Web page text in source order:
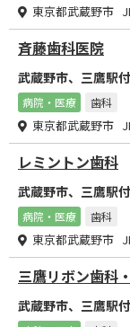
東京都武蔵野市
斉藤歯科医院
武蔵野市、三鷹駅
病院・医療 歯科
東京都武蔵野市
レミントン歯科
武蔵野市、三鷹駅
病院・医療 歯科
東京都武蔵野市
三鷹リボン歯科
武蔵野市、三鷹駅